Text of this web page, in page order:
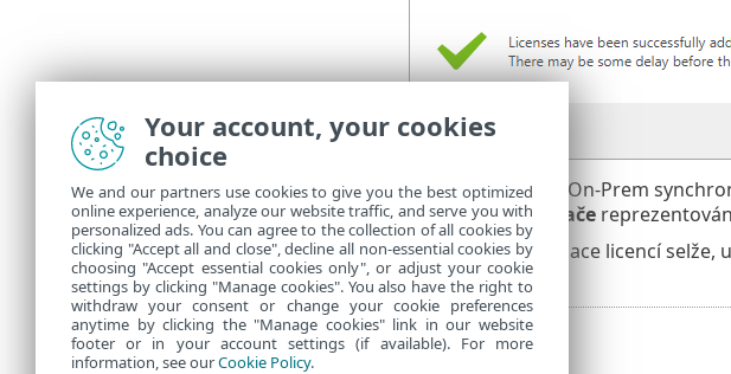
5. ESET PROTECT On-Prem
je v sekciPočítače
Pokud synchronizace licencí selže,
Your account, your cookies
choice
We and our partners use cookies to give you the best optimized
online experience, analyze our website traffic, and serve you with
personalized ads. You can agree to the collection of all cookies by
clicking "Accept all and close", decline all non-essential cookies by
choosing "Accept essential cookies only", or adjust your cookie
settings by clicking "Manage cookies". You also have the right to
withdraw your consent or change your cookie preferences
anytime by clicking the "Manage cookies" link in our website
footer or in your account settings (if available). For more
information, see ourCookie Policy.